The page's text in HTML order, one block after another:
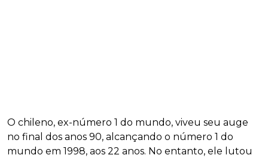
O chileno, ex-número 1 do mundo, viveu seu auge
no final dos anos 90, alcançando o número 1 do
mundo em 1998, aos 22 anos. No entanto, ele lutou